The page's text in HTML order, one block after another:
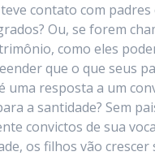
contato com padres
Ou, se forem
como eles
que o que seus
uma resposta a um
a santidade? Sem
convictos de sua
os filhos vão crescer